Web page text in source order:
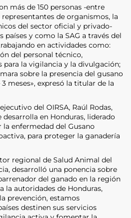
más de 150 personas -entre
de organismos, la
del sector oficial y privado-
países y como la SAG a través del
en actividades como:
del personal técnico,
para la vigilancia y la divulgación;
sobre la presencia del gusano
meses», expresó la titular de la
del OIRSA, Raúl Rodas,
en Honduras, liderado
la enfermedad del Gusano
para proteger la ganadería
regional de Salud Animal del
desarrolló una ponencia sobre
del ganado en la región
la autoridades de Honduras,
prevención, estamos
destinen sus servicios